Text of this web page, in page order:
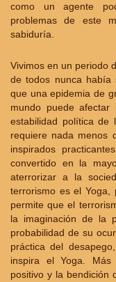
como un agente
problemas de este
sabiduría.
Vivimos en un periodo
de todos nunca había
que una epidemia de
mundo puede
estabilidad política de
requiere nada menos
inspirados
convertido en la
aterrorizar a la
terrorismo es el Yoga,
permite que el
la imaginación de la
probabilidad de su
práctica del
inspira el Yoga.
positivo y la bendición